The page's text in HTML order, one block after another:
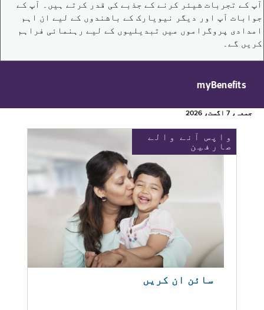
آپ کے تجربات شیئر کرنے کے جذبے کی قدر کرتے ہیں۔ آپ کے
جوابات آپ اور دیگر نیویارک کے باشندوں کے لیے ان اہم
امدادی پروگراموں میں تبدیلیوں کے لیے رہنمائی فراہم
کریں گے۔
myBenefits
جمعہ، 7 اگست، 2026
واپس آنے والے
صارفین
سائن ان کریں